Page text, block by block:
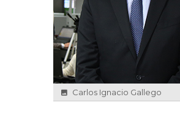
Carlos Ignacio Gallego